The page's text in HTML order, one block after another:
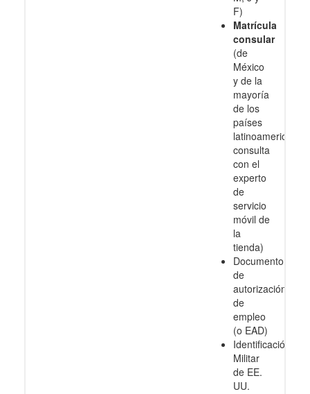
F)
Matrícula
consular
(de
México
y de la
mayoría
de los
países
latinoamericanos,
consulta
con el
experto
de
servicio
móvil de
la
tienda)
Documento
de
autorización
de
empleo
(o EAD)
Identificación
Militar
de EE.
UU.